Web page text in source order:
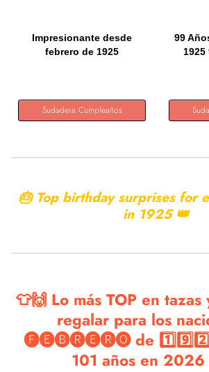
Impresionante desde
febrero de 1925
Sudadera Cumpleaños
99
1925
🎂 Top birthday surprises for
in 1925 👑
👕🙌 Lo más TOP en tazas
regalar para los
🅕🅔🅑🅡🅔🅡🅞 de
101 años en 2026